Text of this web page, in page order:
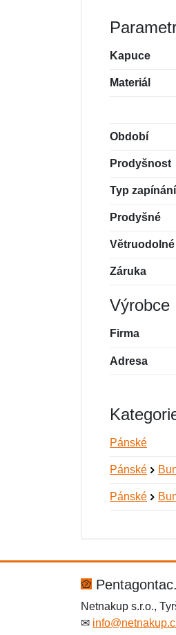
Kapuce
Materiál
Období
Prodyšnost
Typ zapínání
Prodyšné
Větruodolné
Záruka
Výrobce
Firma
Adresa
Pánské
Pánské
Pánské
Zpráva*
Zpráva*
Netnakup s.r.o.,
✉